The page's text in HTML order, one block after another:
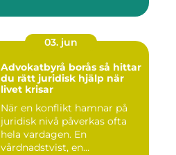
03. jun
Advokatbyrå borås så hittar
du rätt juridisk hjälp när
livet krisar
När en konflikt hamnar på
juridisk nivå påverkas ofta
hela vardagen. En
vårdnadstvist, en